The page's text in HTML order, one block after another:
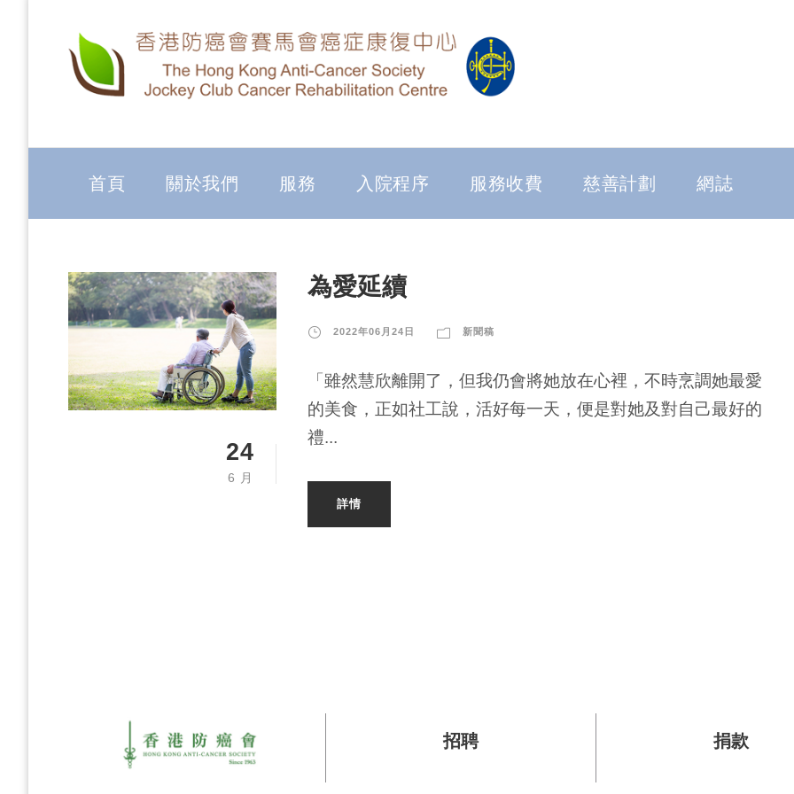
首頁 關於我們 服務 入院程序 服務收費 慈善計劃 網誌
24
6 月
為愛延續
2022年06月24日 新聞稿
「雖然慧欣離開了，但我仍會將她放在心裡，不時烹調她最愛
的美食，正如社工說，活好每一天，便是對她及對自己最好的
禮...
詳情
招聘 捐款